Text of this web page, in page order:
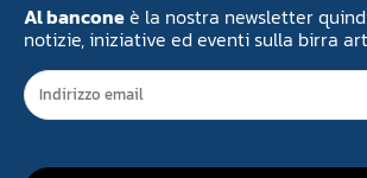
Al banconeè la nostra newsletter
notizie, iniziative ed eventi sulla birra